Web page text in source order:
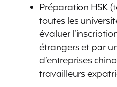
Préparation HSK
toutes les
évaluer
étrangers et par
d’entreprises
travailleurs